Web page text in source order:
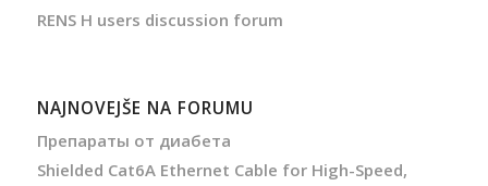
RENS H users discussion forum
NAJNOVEJŠE NA FORUMU
Препараты от диабета
Shielded Cat6A Ethernet Cable for High-Speed,